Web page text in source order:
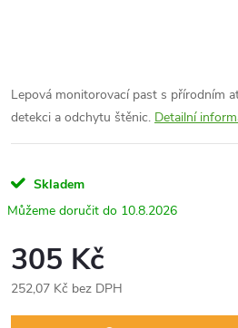
Lepová monitorovací past s přírodním
detekci a odchytu štěnic. Detailní
Skladem
10.8.2026
305 Kč
252,07 Kč bez DPH